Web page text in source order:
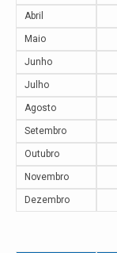
Abril
Maio
Junho
Julho
Agosto
Setembro
Outubro
Novembro
Dezembro